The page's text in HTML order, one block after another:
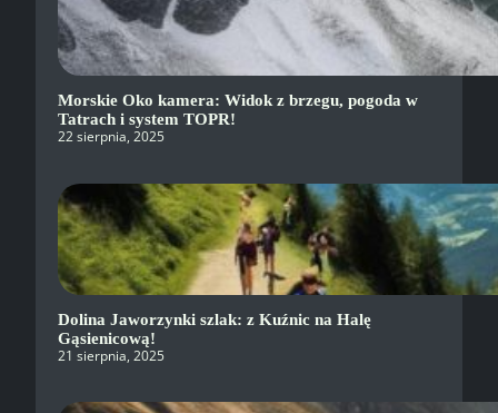
Morskie Oko kamera: Widok z brzegu, pogoda w
Tatrach i system TOPR!
22 sierpnia, 2025
Dolina Jaworzynki szlak: z Kuźnic na Halę
Gąsienicową!
21 sierpnia, 2025